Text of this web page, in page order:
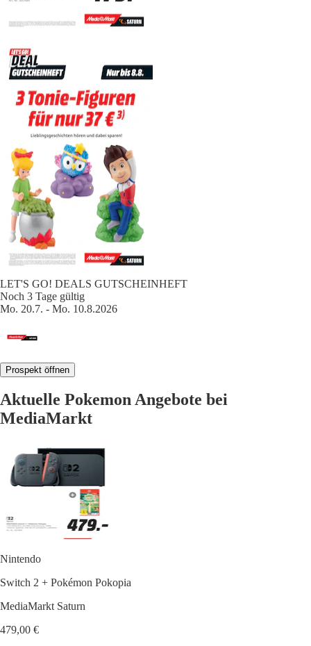
LET'S GO! DEALS GUTSCHEINHEFT
Noch 3 Tage gültig
Mo. 20.7. - Mo. 10.8.2026
Prospekt öffnen
Aktuelle Pokemon Angebote bei
MediaMarkt
Nintendo
Switch 2 + Pokémon Pokopia
MediaMarkt Saturn
479,00 €